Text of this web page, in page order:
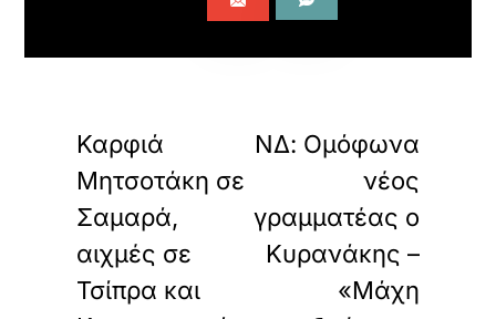
Καρφιά
Μητσοτάκη σε
Σαμαρά,
αιχμές σε
Τσίπρα και
ΝΔ: Ομόφωνα
νέος
γραμματέας ο
Κυρανάκης –
«Μάχη